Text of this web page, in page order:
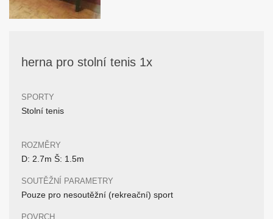
herna pro stolní tenis 1x
SPORTY
Stolní tenis
ROZMĚRY
D: 2.7m Š: 1.5m
SOUTĚŽNÍ PARAMETRY
Pouze pro nesoutěžní (rekreační) sport
POVRCH